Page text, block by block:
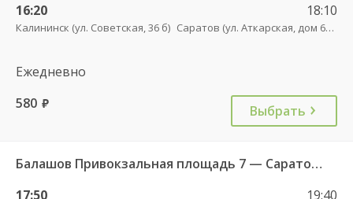
16:20
Калининск (ул. Советская, 36 б)
18:10
Саратов (ул. Аткарская, дом 66 А)
Ежедневно
580 руб. Выбрать
Балашов Привокзальная площадь 7 — Саратов АВ Центральный (ул им Пугачева 179 А) 603-1
17:50
19:40